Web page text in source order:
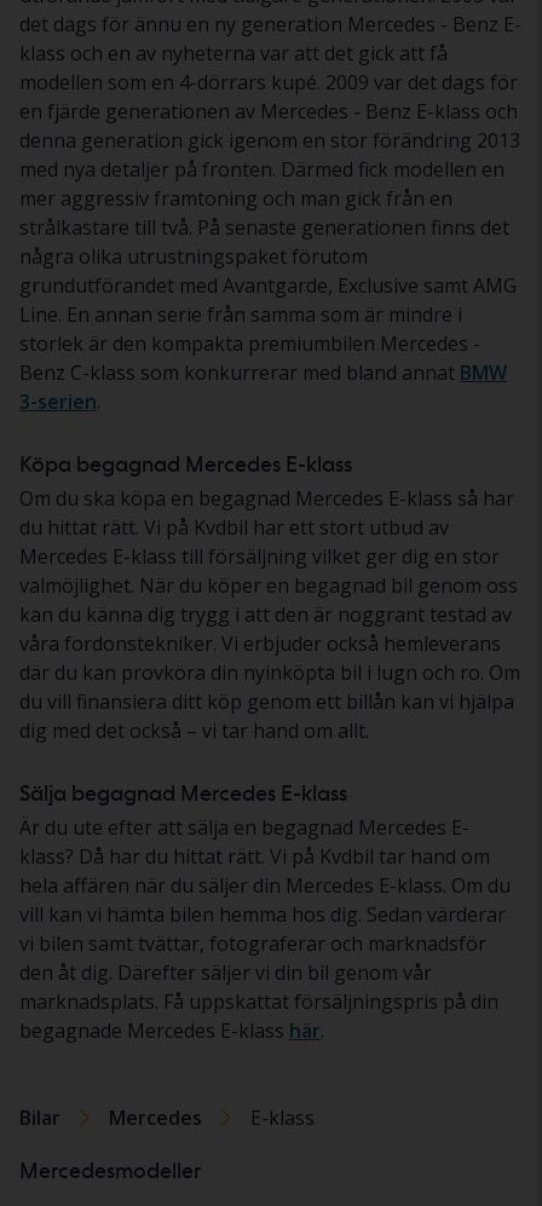
det dags för ännu en ny generation Mercedes - Benz E-
klass och en av nyheterna var att det gick att få
modellen som en 4-dörrars kupé. 2009 var det dags för
en fjärde generationen av Mercedes - Benz E-klass och
denna generation gick igenom en stor förändring 2013
med nya detaljer på fronten. Därmed fick modellen en
mer aggressiv framtoning och man gick från en
strålkastare till två. På senaste generationen finns det
några olika utrustningspaket förutom
grundutförandet med Avantgarde, Exclusive samt AMG
Line. En annan serie från samma som är mindre i
storlek är den kompakta premiumbilen Mercedes -
Benz C-klass som konkurrerar med bland annat BMW
3-serien.
Köpa begagnad Mercedes E-klass
Om du ska köpa en begagnad Mercedes E-klass så har
du hittat rätt. Vi på Kvdbil har ett stort utbud av
Mercedes E-klass till försäljning vilket ger dig en stor
valmöjlighet. När du köper en begagnad bil genom oss
kan du känna dig trygg i att den är noggrant testad av
våra fordonstekniker. Vi erbjuder också hemleverans
där du kan provköra din nyinköpta bil i lugn och ro. Om
du vill finansiera ditt köp genom ett billån kan vi hjälpa
dig med det också – vi tar hand om allt.
Sälja begagnad Mercedes E-klass
Är du ute efter att sälja en begagnad Mercedes E-
klass? Då har du hittat rätt. Vi på Kvdbil tar hand om
hela affären när du säljer din Mercedes E-klass. Om du
vill kan vi hämta bilen hemma hos dig. Sedan värderar
vi bilen samt tvättar, fotograferar och marknadsför
den åt dig. Därefter säljer vi din bil genom vår
marknadsplats. Få uppskattat försäljningspris på din
begagnade Mercedes E-klass här.
Bilar Mercedes E-klass
Mercedesmodeller